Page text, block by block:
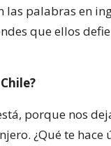
palabras en
que ellos
porque nos
¿Qué te hace